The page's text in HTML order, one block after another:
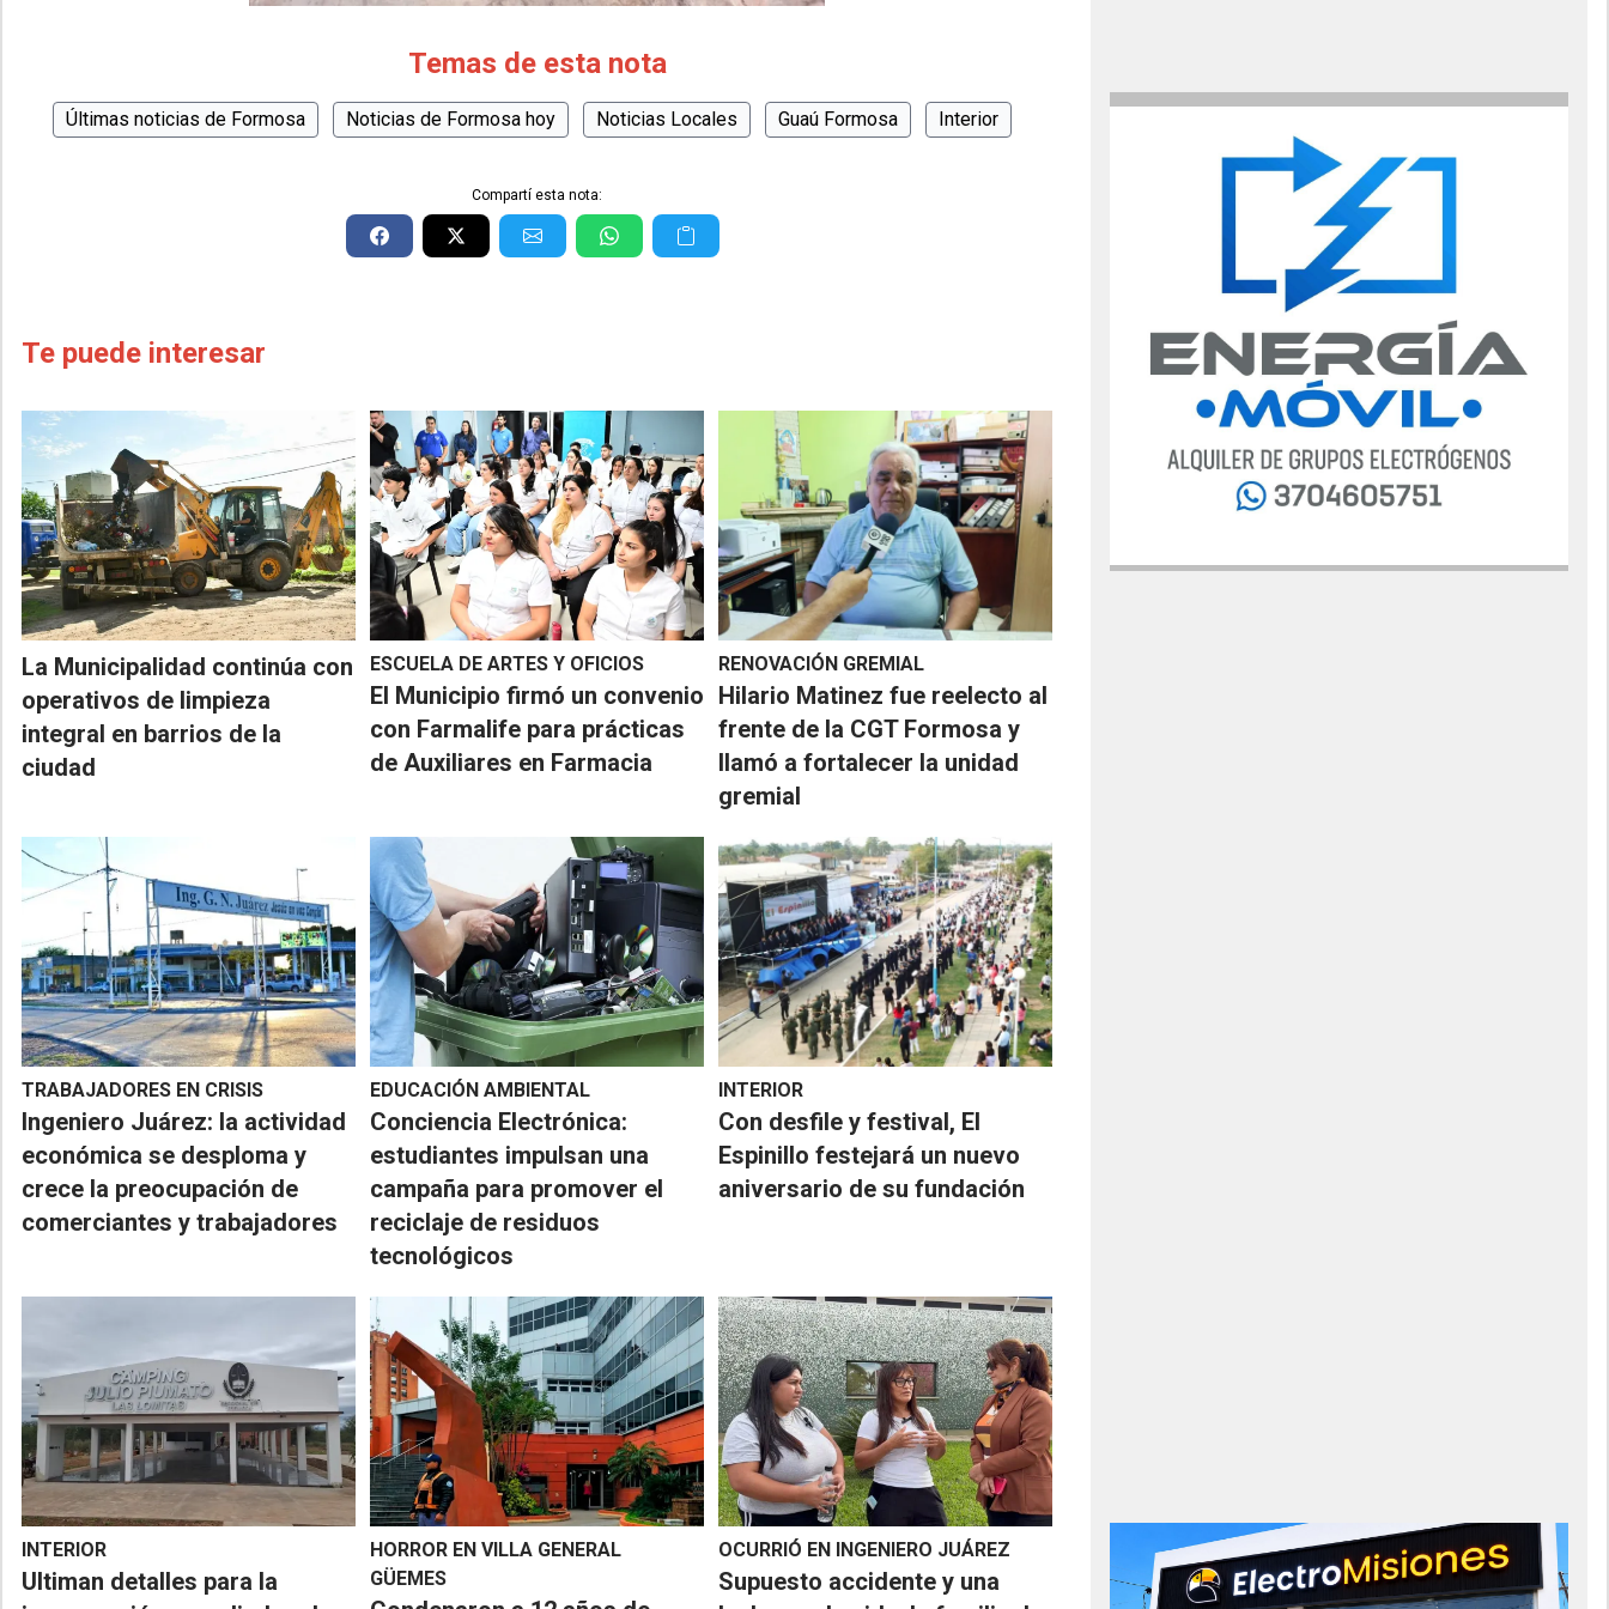
Temas de esta nota
Últimas noticias de Formosa Noticias de Formosa hoy Noticias Locales Guaú Formosa Interior
Compartí esta nota:
Te puede interesar
La Municipalidad continúa con
operativos de limpieza
integral en barrios de la
ciudad
ESCUELA DE ARTES Y OFICIOS
El Municipio firmó un convenio
con Farmalife para prácticas
de Auxiliares en Farmacia
RENOVACIÓN GREMIAL
Hilario Matinez fue reelecto al
frente de la CGT Formosa y
llamó a fortalecer la unidad
gremial
TRABAJADORES EN CRISIS
Ingeniero Juárez: la actividad
económica se desploma y
crece la preocupación de
comerciantes y trabajadores
EDUCACIÓN AMBIENTAL
Conciencia Electrónica:
estudiantes impulsan una
campaña para promover el
reciclaje de residuos
tecnológicos
INTERIOR
Con desfile y festival, El
Espinillo festejará un nuevo
aniversario de su fundación
INTERIOR
Ultiman detalles para la
HORROR EN VILLA GENERAL
GÜEMES
OCURRIÓ EN INGENIERO JUÁREZ
Supuesto accidente y una